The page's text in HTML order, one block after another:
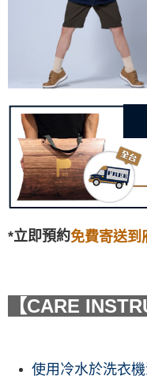
*立即預約免費寄送到
【CARE
使用冷水於洗衣